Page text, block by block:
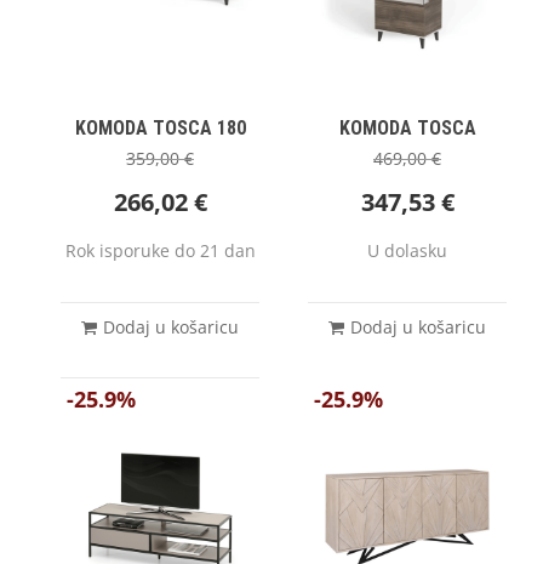
KOMODA TOSCA 180
359,00€
266,02€
Rok isporuke do 21 dan
Dodaj u košaricu
KOMODA TOSCA
469,00€
347,53€
U dolasku
Dodaj u košaricu
-25.9% -25.9%